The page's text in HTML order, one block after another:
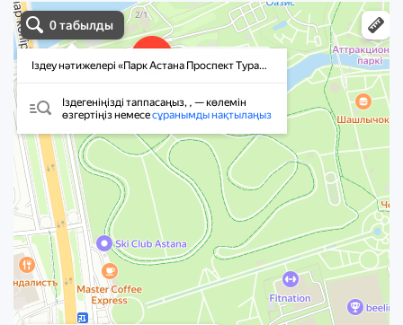
Точка Спорта
Пункт проката в Астане